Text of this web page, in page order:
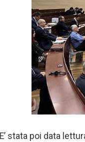
E’ stata poi data